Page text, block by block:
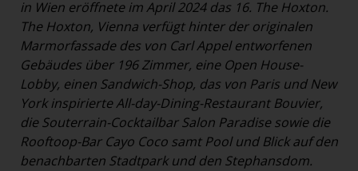
in Wien eröffnete im April 2024 das 16. The Hoxton.
The Hoxton, Vienna verfügt hinter der originalen
Marmorfassade des von Carl Appel entworfenen
Gebäudes über 196 Zimmer, eine Open House-
Lobby, einen Sandwich-Shop, das von Paris und New
York inspirierte All-day-Dining-Restaurant Bouvier,
die Souterrain-Cocktailbar Salon Paradise sowie die
Rooftoop-Bar Cayo Coco samt Pool und Blick auf den
benachbarten Stadtpark und den Stephansdom.